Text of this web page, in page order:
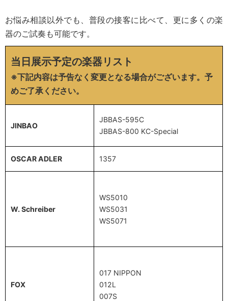
お悩み相談以外でも、普段の接客に比べて、更に多くの楽
器のご試奏も可能です。
当日展示予定の楽器リスト
※下記内容は予告なく変更となる場合がございます。予
めご了承ください。
JINBAO
JBBAS-595C
JBBAS-800 KC-Special
OSCAR ADLER 1357
W. Schreiber
WS5010
WS5031
WS5071
FOX
017 NIPPON
012L
007S